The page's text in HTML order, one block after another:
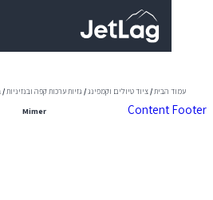
Content
ציוד טיולים וקמפינג/גזיות ערכות קפה ובנזיניות